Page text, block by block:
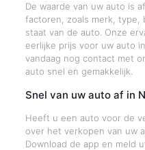
De waarde van uw auto is
factoren, zoals merk, type,
staat van de auto. Onze
eerlijke prijs voor uw auto
vandaag nog contact met
auto snel en gemakkelijk.
Snel van uw auto af in
Heeft u een auto voor de
over het verkopen van uw
Download de app en meld